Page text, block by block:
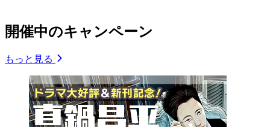
開催中のキャンペーン
もっと見る